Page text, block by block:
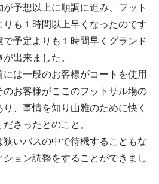
予想以上に順調に進み、フット
も１時間以上早くなったのです
予定よりも１時間早くグランド
出来ました。
は一般のお客様がコートを使用
お客様がここのフットサル場の
、事情を知り山雅のために快く
さったとのこと。
いバスの中で待機することもな
ョン調整をすることができまし